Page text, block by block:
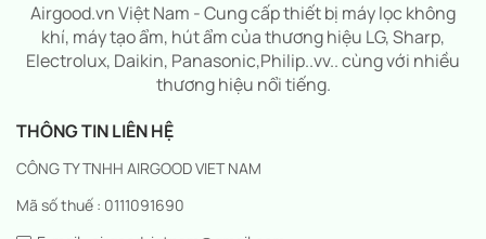
Airgood.vn Việt Nam - Cung cấp thiết bị máy lọc không
khí, máy tạo ẩm, hút ẩm của thương hiệu LG, Sharp,
Electrolux, Daikin, Panasonic,Philip..vv.. cùng với nhiều
thương hiệu nổi tiếng.
THÔNG TIN LIÊN HỆ
CÔNG TY TNHH AIRGOOD VIET NAM
Mã số thuế : 0111091690